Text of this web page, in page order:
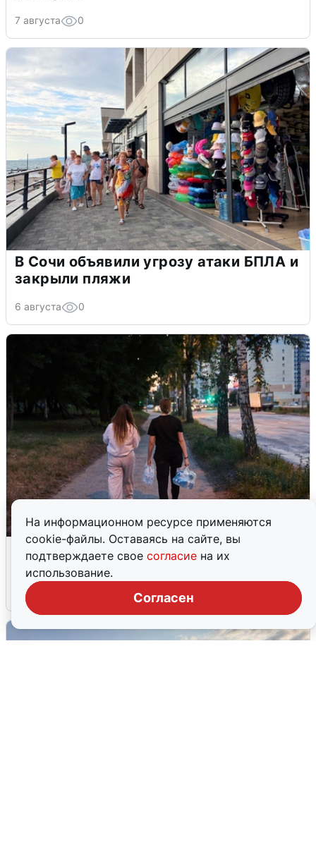
На информационном ресурсе применяются
cookie-файлы. Оставаясь на сайте, вы
подтверждаете свое согласие на их
использование.
Согласен
7 августа 0
В Сочи объявили угрозу атаки БПЛА и
закрыли пляжи
6 августа 0
Опубликована карта отключений
воды в Воронеже
6 августа